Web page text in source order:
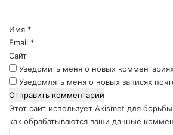
р
и
й
*
Имя *
Email *
Сайт
Уведомить меня о новых
Уведомлять меня о новых записях
Этот сайт использует Akismet для
как обрабатываются ваши данные